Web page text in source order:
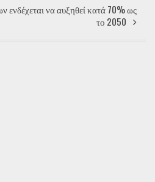
ενδέχεται να αυξηθεί κατά 70% ως
το 2050